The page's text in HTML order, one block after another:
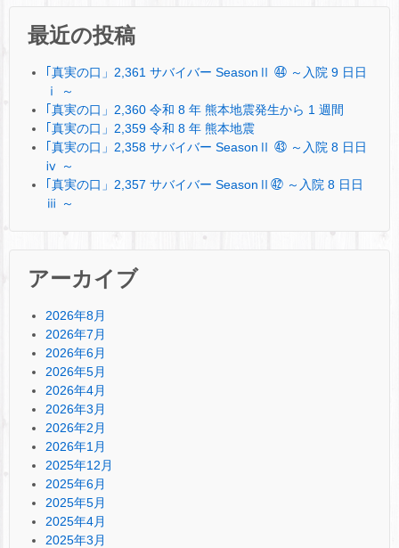
最近の投稿
｢真実の口」2,361 サバイバー SeasonⅡ ㊹ ～入院 9 日日
ⅰ ～
｢真実の口」2,360 令和 8 年 熊本地震発生から 1 週間
｢真実の口」2,359 令和 8 年 熊本地震
｢真実の口」2,358 サバイバー SeasonⅡ ㊸ ～入院 8 日日
ⅳ ～
｢真実の口」2,357 サバイバー SeasonⅡ㊷ ～入院 8 日日
ⅲ ～
アーカイブ
2026年8月
2026年7月
2026年6月
2026年5月
2026年4月
2026年3月
2026年2月
2026年1月
2025年12月
2025年6月
2025年5月
2025年4月
2025年3月